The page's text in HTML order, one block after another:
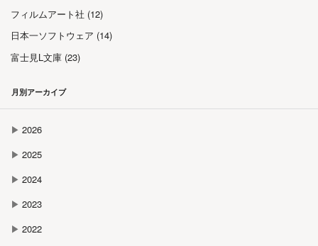
フィルムアート社 (12)
日本一ソフトウェア (14)
富士見L文庫 (23)
月別アーカイブ
▶ 2026
▶ 2025
▶ 2024
▶ 2023
▶ 2022